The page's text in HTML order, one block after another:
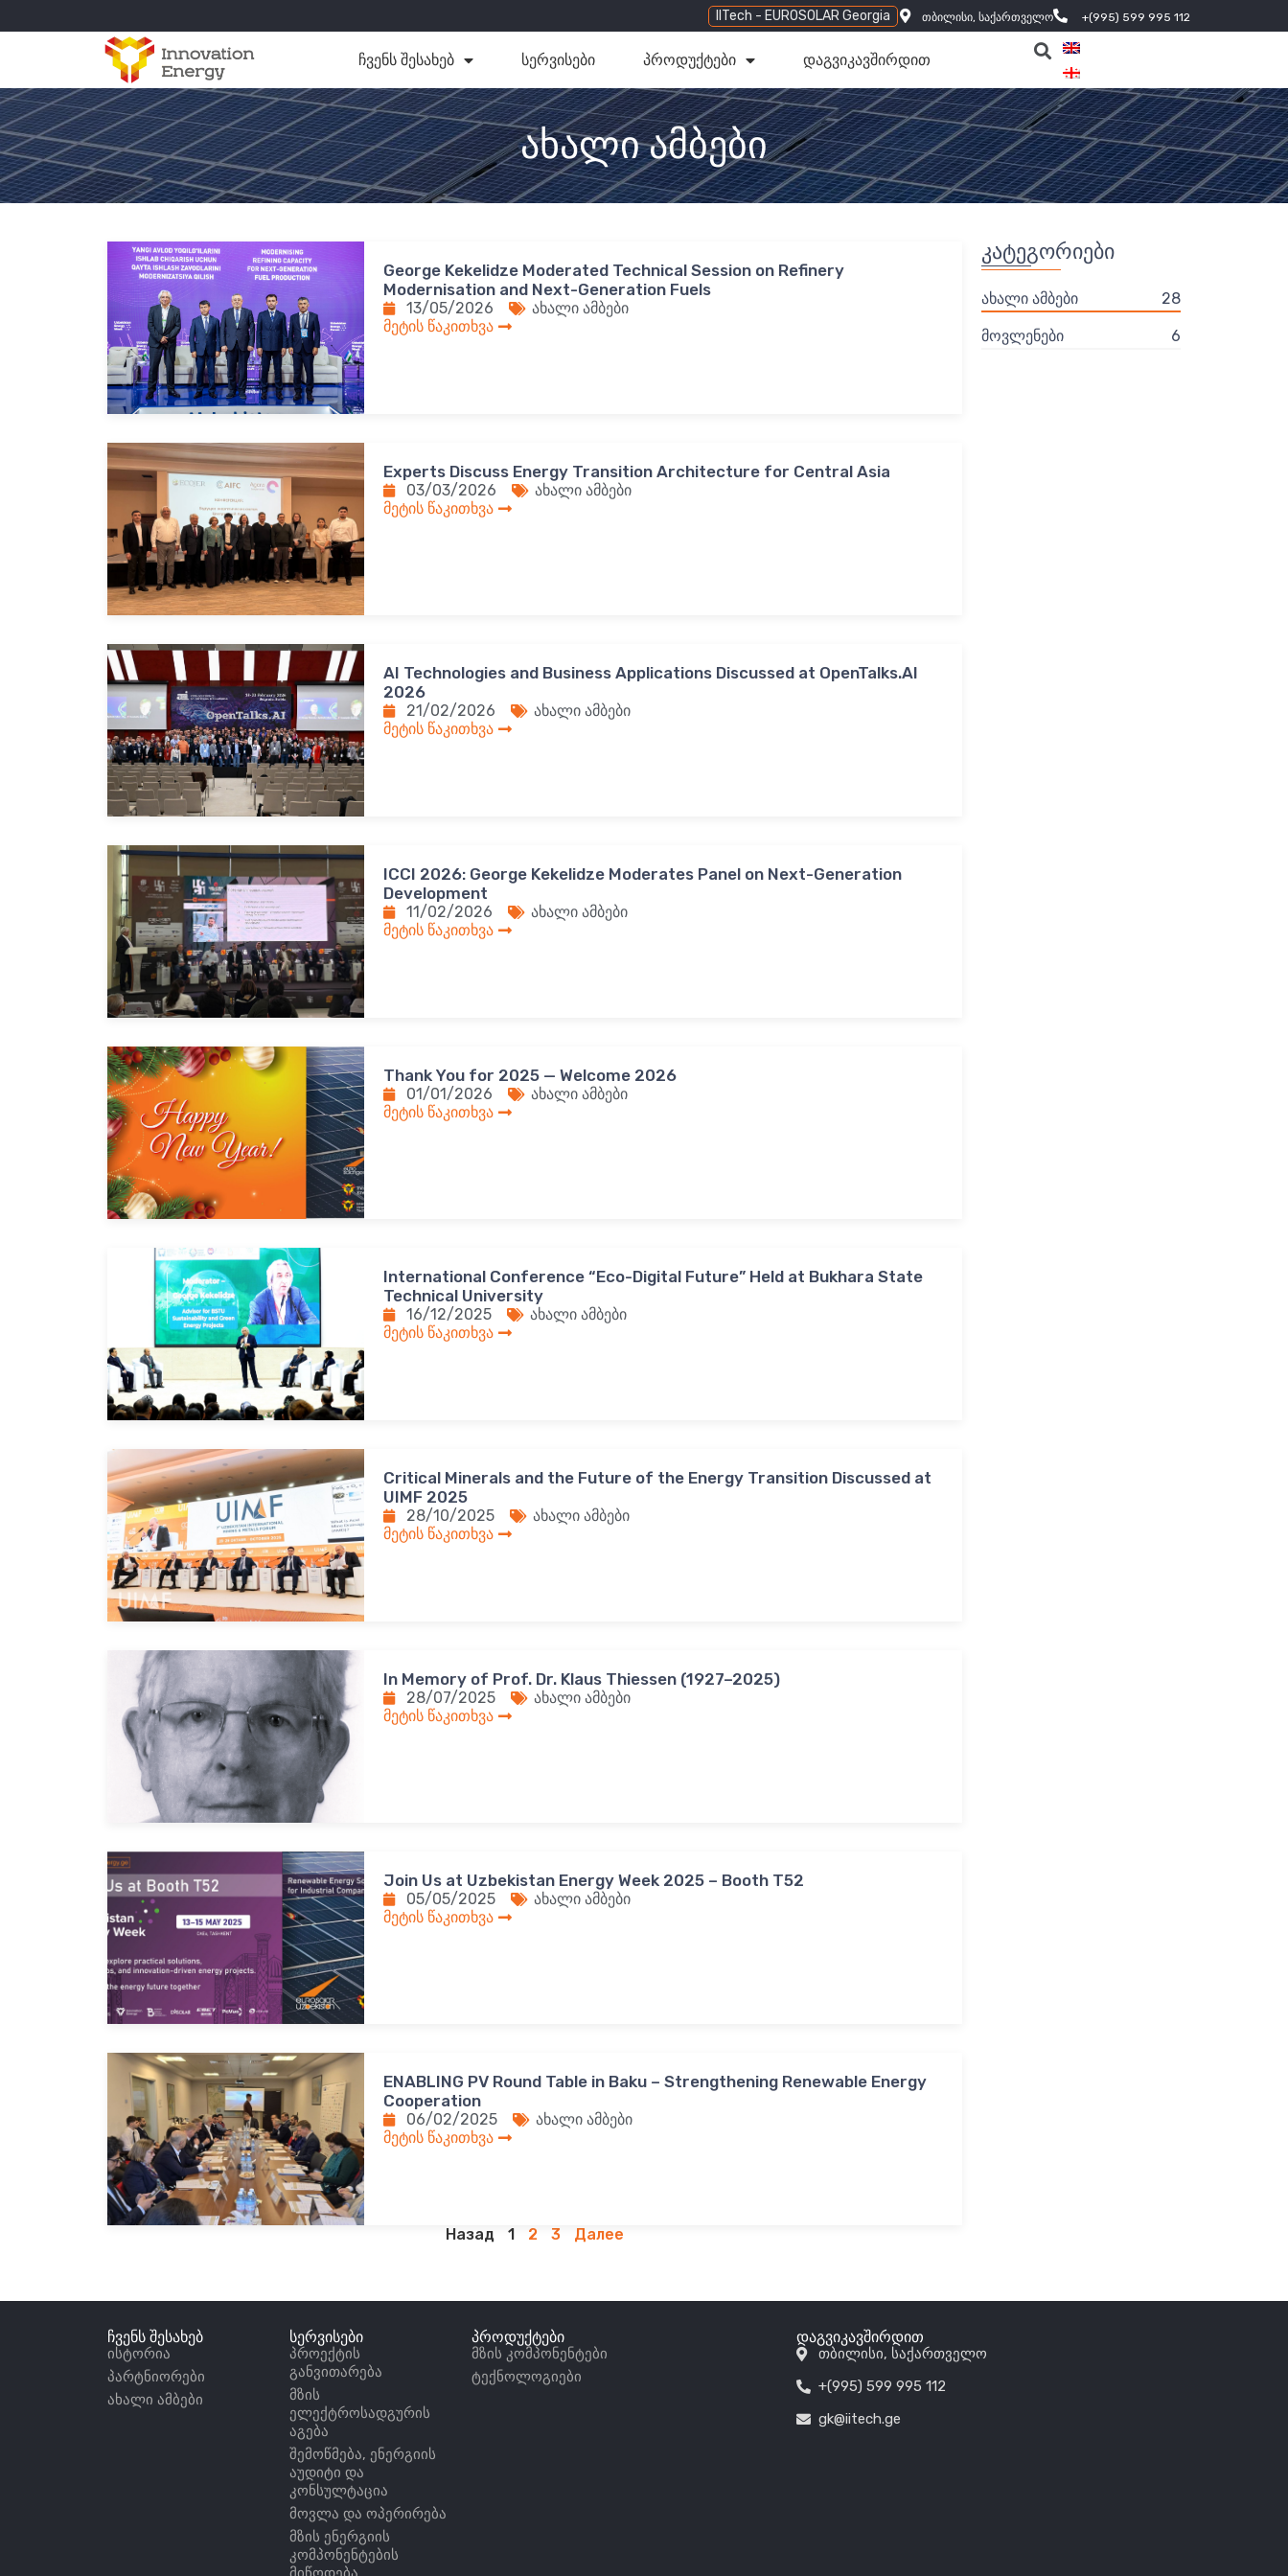
IITech - EUROSOLAR Georgia თბილისი, საქართველო +(995) 599 995 112
ჩვენს შესახებ სერვისები პროდუქტები დაგვიკავშირდით
ახალი ამბები
George Kekelidze Moderated Technical Session on Refinery
Modernisation and Next-Generation Fuels
13/05/2026
ახალი ამბები
მეტის წაკითხვა
Experts Discuss Energy Transition Architecture for Central Asia
03/03/2026
ახალი ამბები
მეტის წაკითხვა
AI Technologies and Business Applications Discussed at OpenTalks.AI
2026
21/02/2026
ახალი ამბები
მეტის წაკითხვა
ICCI 2026: George Kekelidze Moderates Panel on Next-Generation
Development
11/02/2026
ახალი ამბები
მეტის წაკითხვა
Thank You for 2025 — Welcome 2026
01/01/2026
ახალი ამბები
მეტის წაკითხვა
International Conference “Eco-Digital Future” Held at Bukhara State
Technical University
16/12/2025
ახალი ამბები
მეტის წაკითხვა
Critical Minerals and the Future of the Energy Transition Discussed at
UIMF 2025
28/10/2025
ახალი ამბები
მეტის წაკითხვა
In Memory of Prof. Dr. Klaus Thiessen (1927–2025)
28/07/2025
ახალი ამბები
მეტის წაკითხვა
Join Us at Uzbekistan Energy Week 2025 – Booth T52
05/05/2025
ახალი ამბები
მეტის წაკითხვა
ENABLING PV Round Table in Baku – Strengthening Renewable Energy
Cooperation
06/02/2025
ახალი ამბები
მეტის წაკითხვა
Назад 1 2 3 Далее
კატეგორიები
ახალი ამბები 28
მოვლენები 6
ჩვენს შესახებ
ისტორია
პარტნიორები
ახალი ამბები
სერვისები
პროექტის
განვითარება
მზის
ელექტროსადგურის
აგება
შემოწმება, ენერგიის
აუდიტი და
კონსულტაცია
მოვლა და ოპერირება
მზის ენერგიის
კომპონენტების
პროდუქტები
მზის კომპონენტები
ტექნოლოგიები
დაგვიკავშირდით
თბილისი, საქართველო
+(995) 599 995 112
gk@iitech.ge